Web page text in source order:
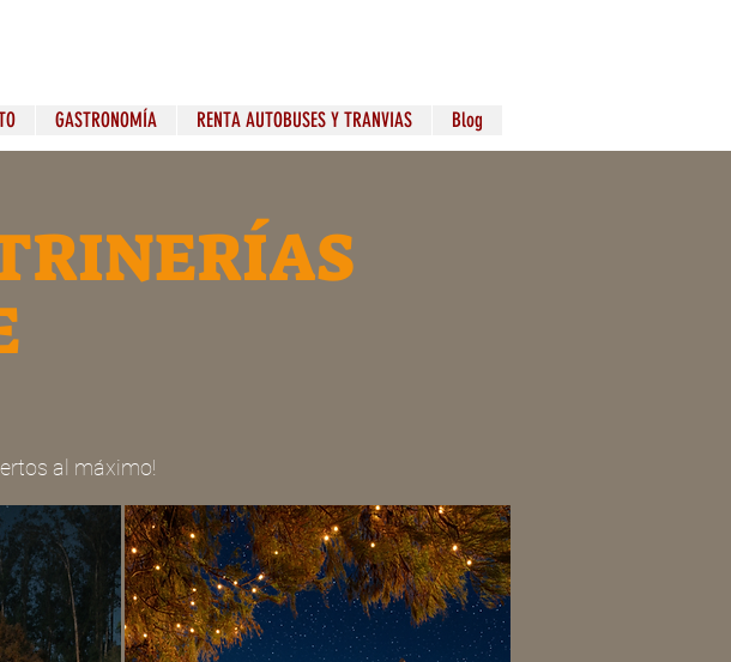
GASTRONOMÍA RENTA AUTOBUSES Y TRANVIAS Blog
al máximo!